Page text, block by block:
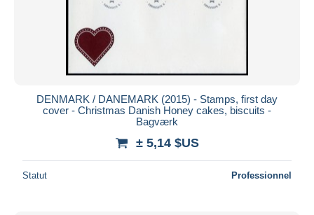
DENMARK / DANEMARK (2015) - Stamps, first day
cover - Christmas Danish Honey cakes, biscuits -
Bagværk
± 5,14 $US
Statut Professionnel